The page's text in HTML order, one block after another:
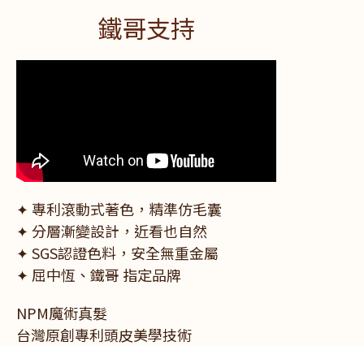
鐵哥支持
✦ 專利滾動式著色，精準仿毛囊
✦ 分層漸變設計，近看也自然
✦ SGS認證色料，安全無重金屬
✦ 屈中恆、鐵哥 指定品牌
NPM魔術真髮
台灣原創專利頭皮美學技術